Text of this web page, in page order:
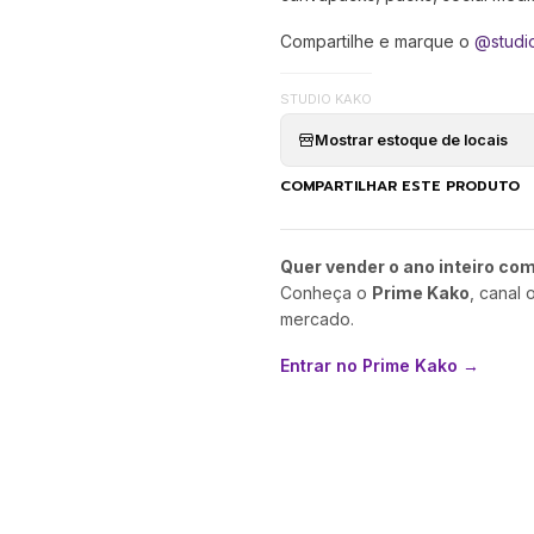
Compartilhe e marque o
STUDIO KAKO
Mostrar estoque de locais
COMPARTILHAR ESTE PRODUTO
Quer vender o ano inteiro
Conheça o Prime Kako ,
mercado.
Entrar no Prime Kako →